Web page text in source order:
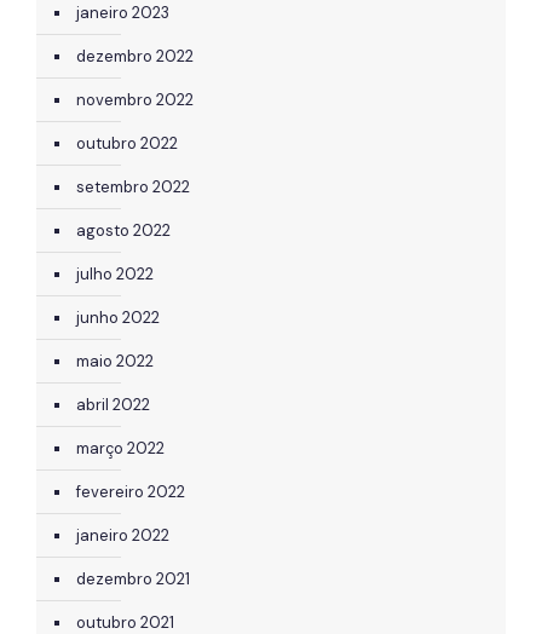
janeiro 2023
dezembro 2022
novembro 2022
outubro 2022
setembro 2022
agosto 2022
julho 2022
junho 2022
maio 2022
abril 2022
março 2022
fevereiro 2022
janeiro 2022
dezembro 2021
outubro 2021